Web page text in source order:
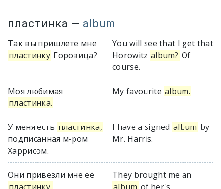
пластинка — album
Так вы пришлете мне
пластинку Горовица?
You will see that I get that
Horowitz album? Of
course.
Моя любимая
пластинка.
My favourite album.
У меня есть пластинка,
подписанная м-ром
Харрисом.
I have a signed album by
Mr. Harris.
Они привезли мне её
пластинку.
They brought me an
album of her's.